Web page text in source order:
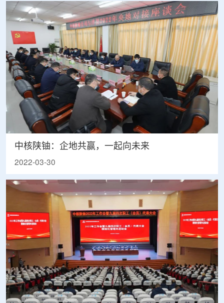
中核陕铀：企地共赢，一起向未来
2022-03-30